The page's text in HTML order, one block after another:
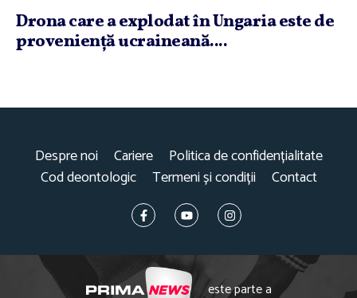
Drona care a explodat în Ungaria este de
provenienţă ucraineană....
Despre noi Cariere
Politica de confidențialitate
Cod deontologic
Termeni și condiții Contact
este parte a